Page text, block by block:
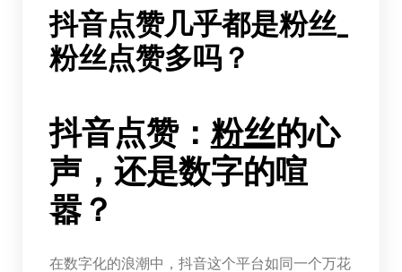
抖音点赞几乎都是粉丝_
粉丝点赞多吗？
抖音点赞： 粉丝的心
声，还是数字的喧
嚣？
在数字化的浪潮中，抖音这个平台如同一个万花